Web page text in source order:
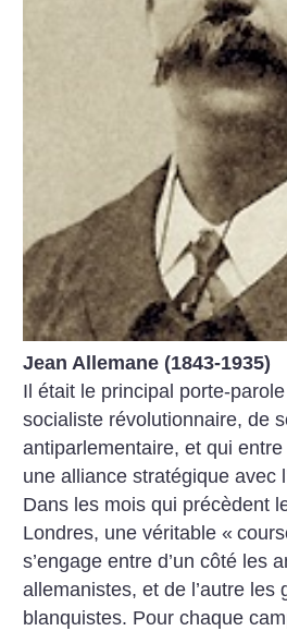
Jean Allemane (1843-1935)
Il était le principal porte-
socialiste révolutionnaire, de
antiparlementaire, et qui
une alliance stratégique avec
Dans les mois qui précèdent
Londres, une véritable «
s’engage entre d’un côté les
allemanistes, et de l’autre les
blanquistes. Pour chaque